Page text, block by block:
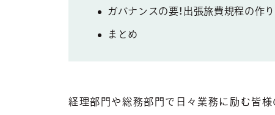
ガバナンスの要！出張旅費規程の作
まとめ
経理部門や総務部門で日々業務に励む皆様